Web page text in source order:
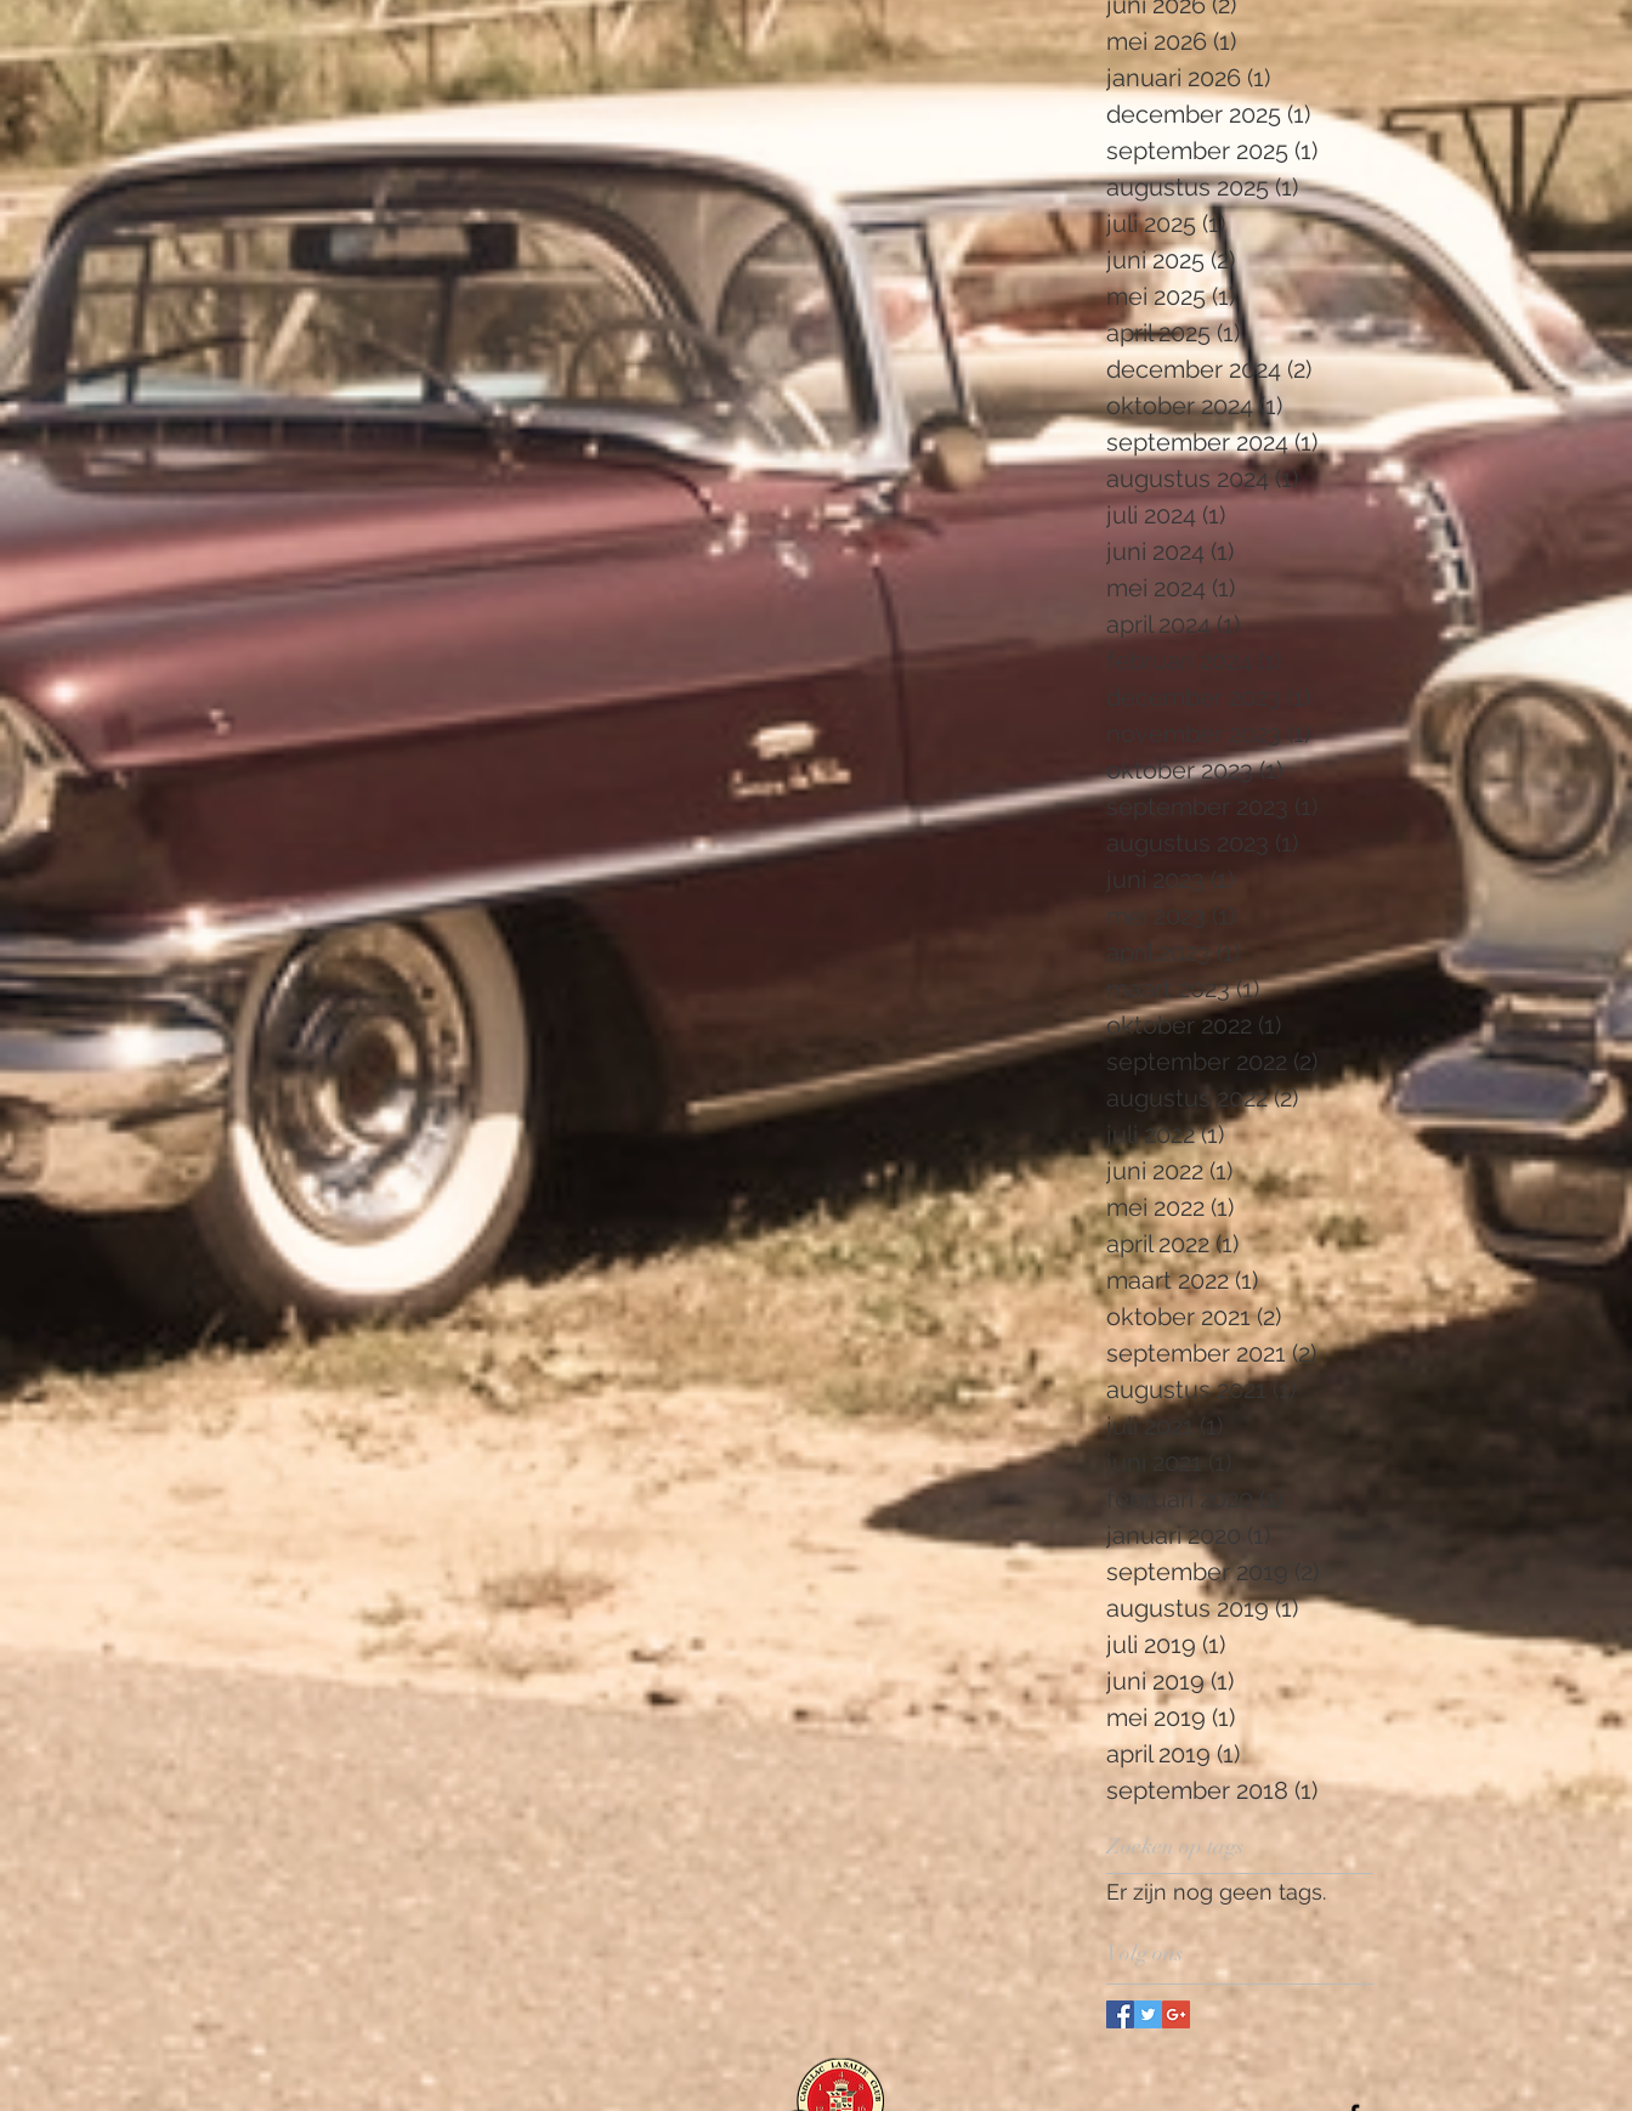
mei 2026 (1)1 post
januari 2026 (1) 1 post
december 2025 (1)1 post
september 2025 (1)
augustus 2025 (1)1 post
juli 2025 (1)1 post
juni 2025 (2)2 posts
mei 2025 (1)1 post
april 2025 (1)1 post
december 2024 (2)2 posts
oktober 2024 (1)1 post
september 2024 (1)1 post
augustus 2024 (1)1 post
juli 2024 (1)
juni 2024 (1)
mei 2024 (1)
april 2024 (1)1 post
februari 2024
(1)
december 2023
november 2023 (1)1 post
oktober 2023 (1)1 post
september 2023
(1)
augustus 2023 (1)
juni 2023 (1)
mei 2023
(1)
april 2023 (1)
maart 2023 (1)1 post
oktober 2022 (1)
september 2022 (2) 2 posts
augustus 2022 (2)2 posts
juli 2022 (1)1 post
juni 2022 (1)1 post
mei 2022 (1) 1 post
april 2022 (1)1 post
maart 2022 (1)1 post
oktober 2021 (2)2 posts
september 2021 (2)2 posts
augustus 2021 (1)
juli 2021 (1)
juni 2021 (1)
februari 2020
januari 2020 (1)
september 2019 (2)
augustus 2019 (1)1 post
juli 2019 (1)
juni 2019 (1) 1 post
mei 2019 (1) 1 post
april 2019 (1)1 post
september 2018 (1)1 post
Zoeken op tags
Er zijn nog geen tags.
Volg ons